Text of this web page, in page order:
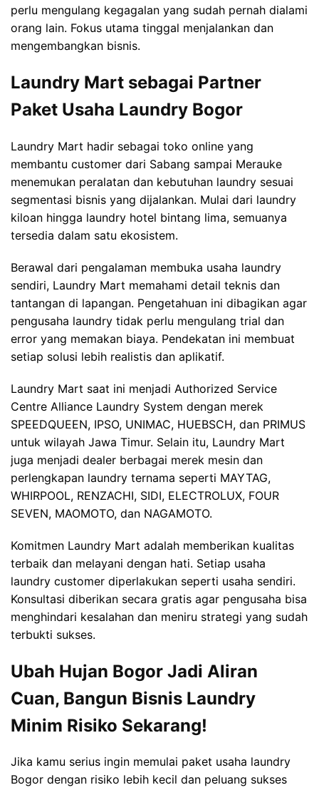
perlu mengulang kegagalan yang sudah pernah dialami
orang lain. Fokus utama tinggal menjalankan dan
mengembangkan bisnis.
Laundry Mart sebagai Partner
Paket Usaha Laundry Bogor
Laundry Mart hadir sebagai toko online yang
membantu customer dari Sabang sampai Merauke
menemukan peralatan dan kebutuhan laundry sesuai
segmentasi bisnis yang dijalankan. Mulai dari laundry
kiloan hingga laundry hotel bintang lima, semuanya
tersedia dalam satu ekosistem.
Berawal dari pengalaman membuka usaha laundry
sendiri, Laundry Mart memahami detail teknis dan
tantangan di lapangan. Pengetahuan ini dibagikan agar
pengusaha laundry tidak perlu mengulang trial dan
error yang memakan biaya. Pendekatan ini membuat
setiap solusi lebih realistis dan aplikatif.
Laundry Mart saat ini menjadi Authorized Service
Centre Alliance Laundry System dengan merek
SPEEDQUEEN, IPSO, UNIMAC, HUEBSCH, dan PRIMUS
untuk wilayah Jawa Timur. Selain itu, Laundry Mart
juga menjadi dealer berbagai merek mesin dan
perlengkapan laundry ternama seperti MAYTAG,
WHIRPOOL, RENZACHI, SIDI, ELECTROLUX, FOUR
SEVEN, MAOMOTO, dan NAGAMOTO.
Komitmen Laundry Mart adalah memberikan kualitas
terbaik dan melayani dengan hati. Setiap usaha
laundry customer diperlakukan seperti usaha sendiri.
Konsultasi diberikan secara gratis agar pengusaha bisa
menghindari kesalahan dan meniru strategi yang sudah
terbukti sukses.
Ubah Hujan Bogor Jadi Aliran
Cuan, Bangun Bisnis Laundry
Minim Risiko Sekarang!
Jika kamu serius ingin memulai paket usaha laundry
Bogor dengan risiko lebih kecil dan peluang sukses